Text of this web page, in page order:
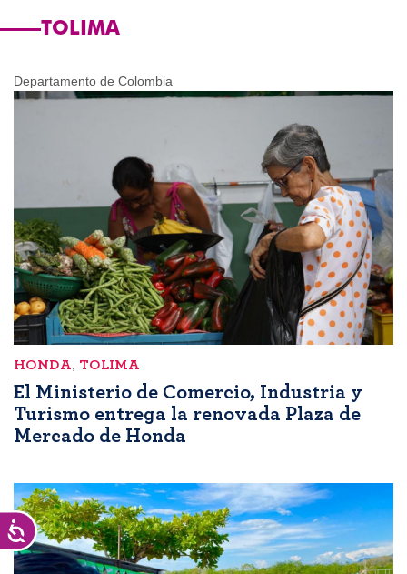
Accesibilidad
TOLIMA
Departamento de Colombia
HONDA TOLIMA
El Ministerio de Comercio, Industria y
Turismo entrega la renovada Plaza de
Mercado de Honda